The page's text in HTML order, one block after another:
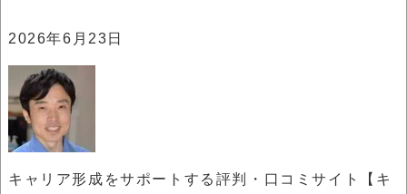
2026年6月23日
キャリア形成をサポートする評判・口コミサイト【キ